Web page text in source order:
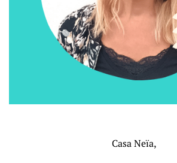
Casa Neïa,